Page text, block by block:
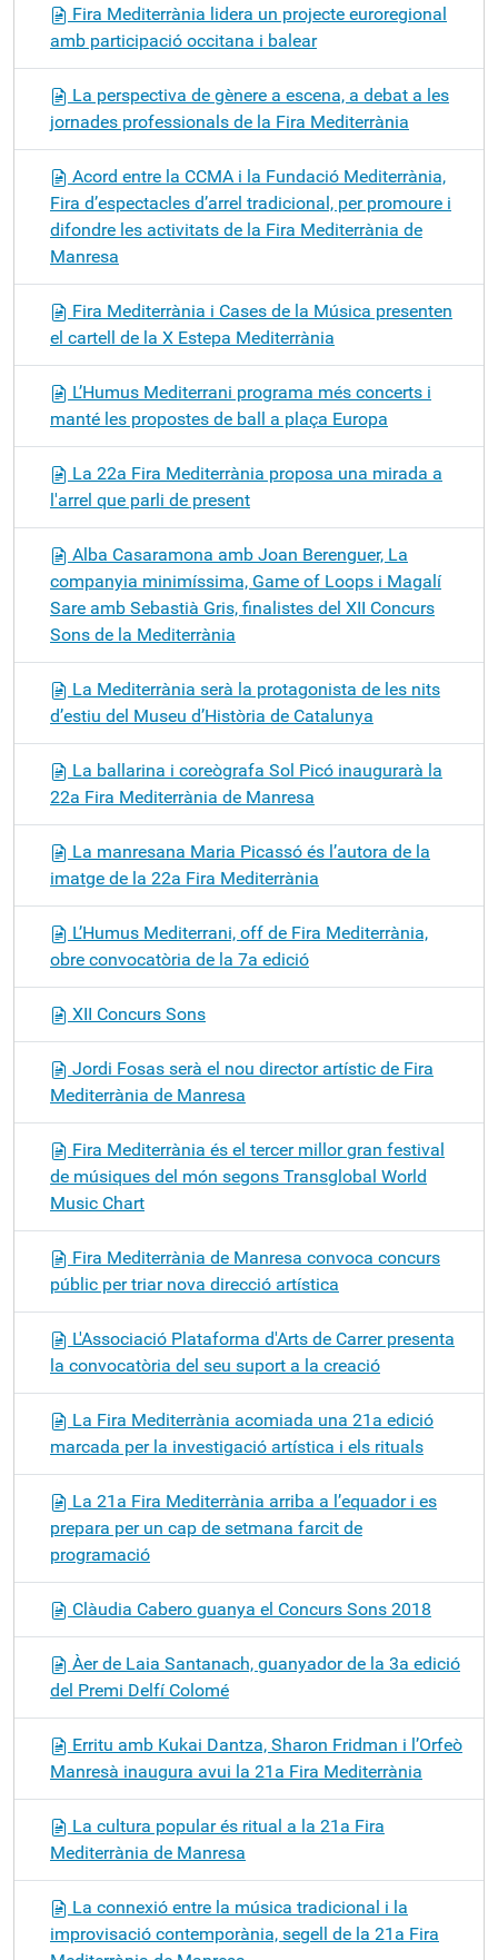
Fira Mediterrània lidera un projecte euroregional
amb participació occitana i balear
La perspectiva de gènere a escena, a debat a les
jornades professionals de la Fira Mediterrània
Acord entre la CCMA i la Fundació Mediterrània,
Fira d’espectacles d’arrel tradicional, per promoure i
difondre les activitats de la Fira Mediterrània de
Manresa
Fira Mediterrània i Cases de la Música presenten
el cartell de la X Estepa Mediterrània
L’Humus Mediterrani programa més concerts i
manté les propostes de ball a plaça Europa
La 22a Fira Mediterrània proposa una mirada a
l'arrel que parli de present
Alba Casaramona amb Joan Berenguer, La
companyia minimíssima, Game of Loops i Magalí
Sare amb Sebastià Gris, finalistes del XII Concurs
Sons de la Mediterrània
La Mediterrània serà la protagonista de les nits
d’estiu del Museu d’Història de Catalunya
La ballarina i coreògrafa Sol Picó inaugurarà la
22a Fira Mediterrània de Manresa
La manresana Maria Picassó és l’autora de la
imatge de la 22a Fira Mediterrània
L’Humus Mediterrani, off de Fira Mediterrània,
obre convocatòria de la 7a edició
XII Concurs Sons
Jordi Fosas serà el nou director artístic de Fira
Mediterrània de Manresa
Fira Mediterrània és el tercer millor gran festival
de músiques del món segons Transglobal World
Music Chart
Fira Mediterrània de Manresa convoca concurs
públic per triar nova direcció artística
L'Associació Plataforma d'Arts de Carrer presenta
la convocatòria del seu suport a la creació
La Fira Mediterrània acomiada una 21a edició
marcada per la investigació artística i els rituals
La 21a Fira Mediterrània arriba a l’equador i es
prepara per un cap de setmana farcit de
programació
Clàudia Cabero guanya el Concurs Sons 2018
Àer de Laia Santanach, guanyador de la 3a edició
del Premi Delfí Colomé
Erritu amb Kukai Dantza, Sharon Fridman i l’Orfeò
Manresà inaugura avui la 21a Fira Mediterrània
La cultura popular és ritual a la 21a Fira
Mediterrània de Manresa
La connexió entre la música tradicional i la
improvisació contemporània, segell de la 21a Fira